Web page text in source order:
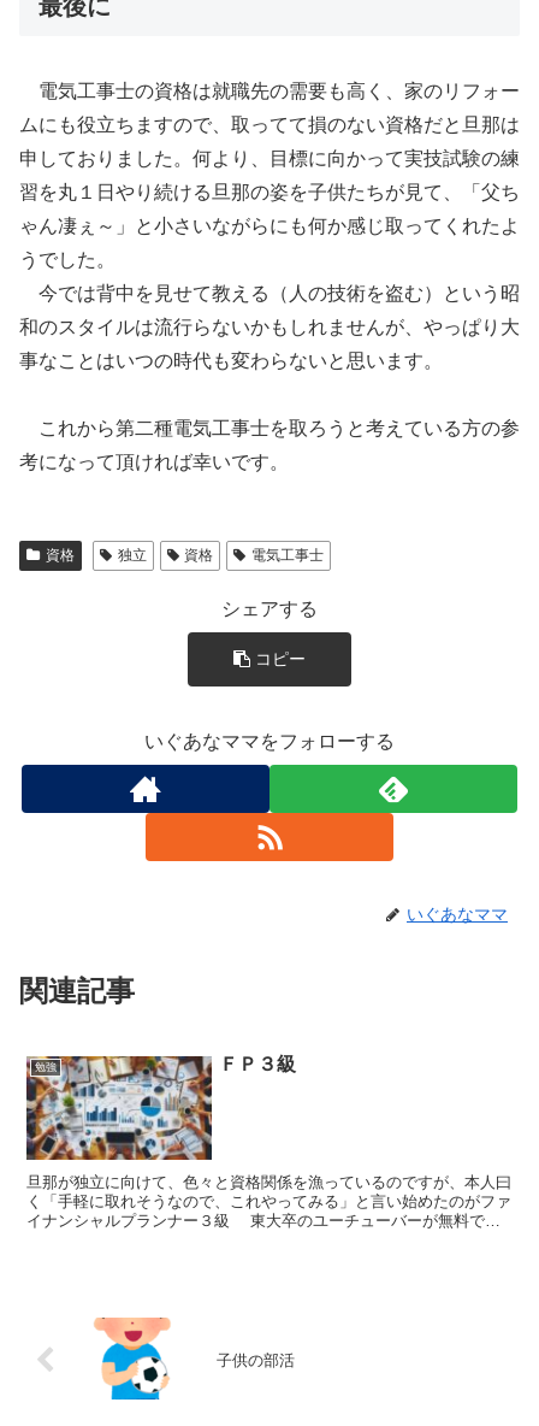
最後に
電気工事士の資格は就職先の需要も高く、家のリフォー
ムにも役立ちますので、取ってて損のない資格だと旦那は
申しておりました。何より、目標に向かって実技試験の練
習を丸１日やり続ける旦那の姿を子供たちが見て、「父ち
ゃん凄ぇ～」と小さいながらにも何か感じ取ってくれたよ
うでした。
今では背中を見せて教える（人の技術を盗む）という昭
和のスタイルは流行らないかもしれませんが、やっぱり大
事なことはいつの時代も変わらないと思います。
これから第二種電気工事士を取ろうと考えている方の参
考になって頂ければ幸いです。
資格 独立 資格 電気工事士
シェアする
コピー
いぐあなママをフォローする
いぐあなママ
関連記事
勉強 ＦＰ３級
旦那が独立に向けて、色々と資格関係を漁っているのですが、本人曰
く「手軽に取れそうなので、これやってみる」と言い始めたのがファ
イナンシャルプランナー３級 東大卒のユーチューバーが無料で講
子供の部活